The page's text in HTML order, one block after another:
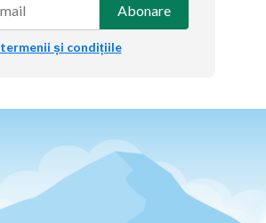
Abonare
termenii și condițiile